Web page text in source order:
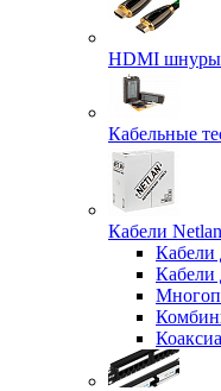
HDMI шнуры
Кабельные
Кабели Netlan
Кабели
Кабели